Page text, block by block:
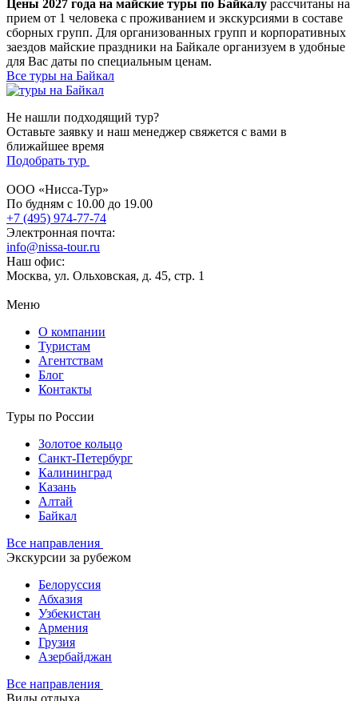
Цены 2027 года на майские туры по Байкалу рассчитаны на
прием от 1 человека с проживанием и экскурсиями в составе
сборных групп. Для организованных групп и корпоративных
заездов майские праздники на Байкале организуем в удобные
для Вас даты по специальным ценам.
Все туры на Байкал
Не нашли подходящий тур?
Оставьте заявку и наш менеджер свяжется с вами в
ближайшее время
Подобрать тур
ООО «Нисса-Тур»
По будням с 10.00 до 19.00
+7 (495) 974-77-74
Электронная почта:
info@nissa-tour.ru
Наш офис:
Москва, ул. Ольховская, д. 45, стр. 1
Меню
О компании
Туристам
Агентствам
Блог
Контакты
Туры по России
Золотое кольцо
Санкт-Петербург
Калининград
Казань
Алтай
Байкал
Все направления
Экскурсии за рубежом
Белоруссия
Абхазия
Узбекистан
Армения
Грузия
Азербайджан
Все направления
Виды отдыха